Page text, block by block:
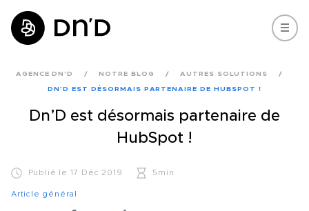
AGENCE DN'D NOTRE BLOG AUTRES SOLUTIONS
DN’D EST DÉSORMAIS PARTENAIRE DE HUBSPOT !
Dn’D est désormais partenaire de
HubSpot !
Publié le 17 Déc 2019 5min
Article général